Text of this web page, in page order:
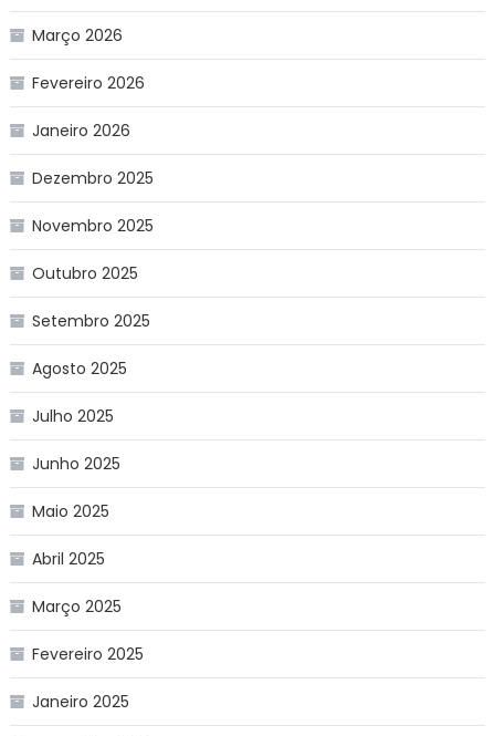
Março 2026
Fevereiro 2026
Janeiro 2026
Dezembro 2025
Novembro 2025
Outubro 2025
Setembro 2025
Agosto 2025
Julho 2025
Junho 2025
Maio 2025
Abril 2025
Março 2025
Fevereiro 2025
Janeiro 2025